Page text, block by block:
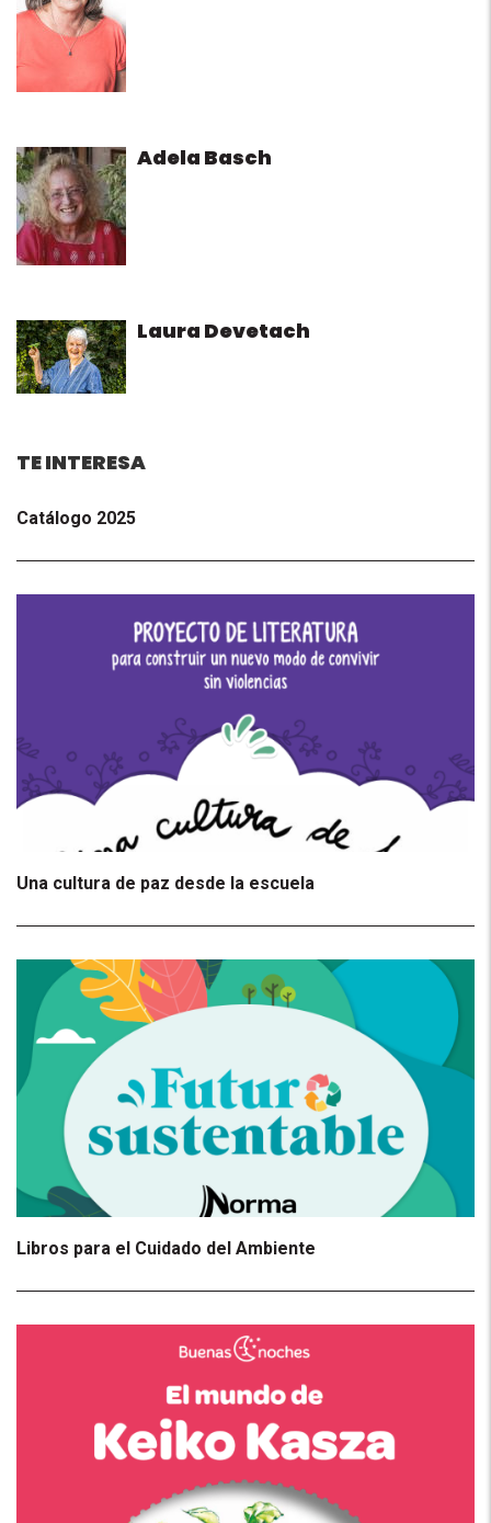
Adela Basch
Laura Devetach
TE INTERESA
Catálogo 2025
Una cultura de paz desde la escuela
Libros para el Cuidado del Ambiente